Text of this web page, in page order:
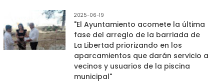
2025-06-19
"El Ayuntamiento acomete la última
fase del arreglo de la barriada de
La Libertad priorizando en los
aparcamientos que darán servicio a
vecinos y usuarios de la piscina
municipal"